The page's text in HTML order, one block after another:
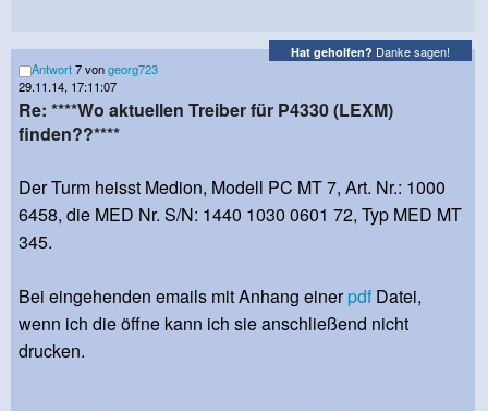
Hat geholfen? Danke sagen!
Antwort7 vongeorg723
29.11.14, 17:11:07
Re: ****Wo aktuellen Treiber für P4330 (LEXM)
finden??****
Der Turm heisst Medion, Modell PC MT 7, Art. Nr.: 1000
6458, die MED Nr. S/N: 1440 1030 0601 72, Typ MED MT
345.
Bei eingehenden emails mit Anhang einerpdf Datei,
wenn ich die öffne kann ich sie anschließend nicht
drucken.